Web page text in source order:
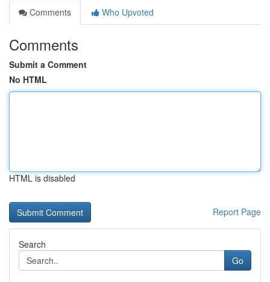
Comments
Who Upvoted
Comments
Submit a Comment
No HTML
HTML is disabled
Report Page
Search
Go